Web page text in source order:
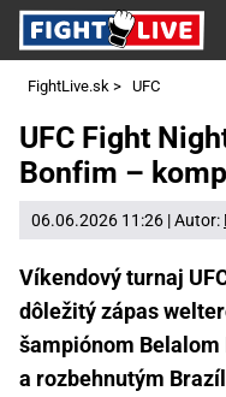
FightLive.sk > UFC
UFC Fight
Bonfim –
06.06.2026 11:26 | Autor:
Víkendový turnaj
dôležitý zápas
šampiónom
a rozbehnutým